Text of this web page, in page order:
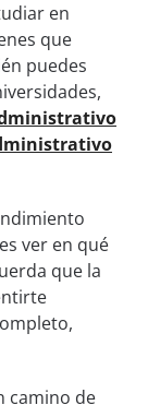
en
que
puedes
ver en qué
que la
camino de